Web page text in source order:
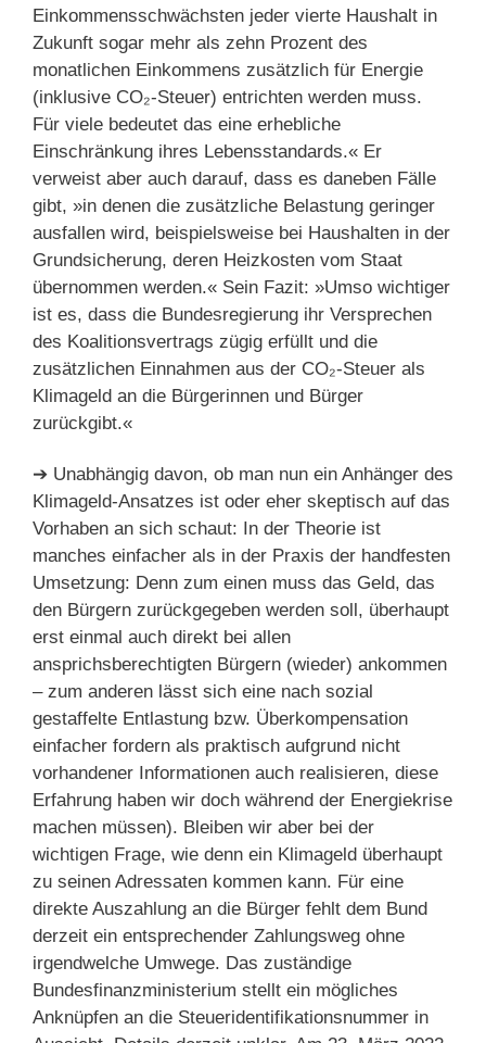
Einkommensschwächsten jeder vierte Haushalt in
Zukunft sogar mehr als zehn Prozent des
monatlichen Einkommens zusätzlich für Energie
(inklusive CO₂-Steuer) entrichten werden muss.
Für viele bedeutet das eine erhebliche
Einschränkung ihres Lebensstandards.« Er
verweist aber auch darauf, dass es daneben Fälle
gibt, »in denen die zusätzliche Belastung geringer
ausfallen wird, beispielsweise bei Haushalten in der
Grundsicherung, deren Heizkosten vom Staat
übernommen werden.« Sein Fazit: »Umso wichtiger
ist es, dass die Bundesregierung ihr Versprechen
des Koalitionsvertrags zügig erfüllt und die
zusätzlichen Einnahmen aus der CO₂-Steuer als
Klimageld an die Bürgerinnen und Bürger
zurückgibt.«
➔ Unabhängig davon, ob man nun ein Anhänger des
Klimageld-Ansatzes ist oder eher skeptisch auf das
Vorhaben an sich schaut: In der Theorie ist
manches einfacher als in der Praxis der handfesten
Umsetzung: Denn zum einen muss das Geld, das
den Bürgern zurückgegeben werden soll, überhaupt
erst einmal auch direkt bei allen
ansprichsberechtigten Bürgern (wieder) ankommen
– zum anderen lässt sich eine nach sozial
gestaffelte Entlastung bzw. Überkompensation
einfacher fordern als praktisch aufgrund nicht
vorhandener Informationen auch realisieren, diese
Erfahrung haben wir doch während der Energiekrise
machen müssen). Bleiben wir aber bei der
wichtigen Frage, wie denn ein Klimageld überhaupt
zu seinen Adressaten kommen kann. Für eine
direkte Auszahlung an die Bürger fehlt dem Bund
derzeit ein entsprechender Zahlungsweg ohne
irgendwelche Umwege. Das zuständige
Bundesfinanzministerium stellt ein mögliches
Anknüpfen an die Steueridentifikationsnummer in